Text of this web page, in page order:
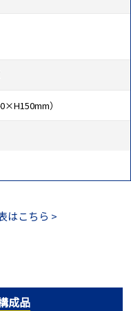
）
はこちら >
成品